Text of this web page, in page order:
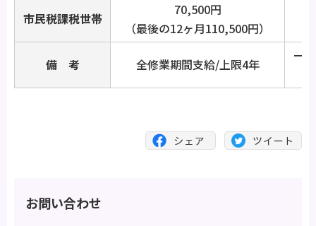
市民税課税世帯
70,500円
（最後の12ヶ月110,500円）
備 考 全修業期間支給/上限4年
一
お問い合わせ